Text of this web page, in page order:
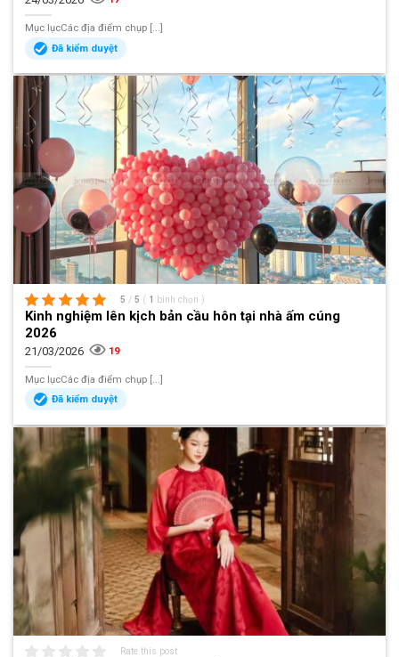
Mục lụcCác địa điểm chụp [...]
Đã kiểm duyệt
5 / 5 ( 1 bình chọn )
Kinh nghiệm lên kịch bản cầu hôn tại nhà ấm cúng
2026
21/03/2026 19
Mục lụcCác địa điểm chụp [...]
Đã kiểm duyệt
Rate this post